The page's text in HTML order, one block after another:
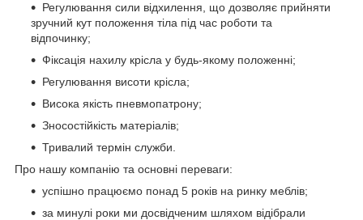
Регулювання сили відхилення, що дозволяє прийняти
зручний кут положення тіла під час роботи та
відпочинку;
Фіксація нахилу крісла у будь-якому положенні;
Регулювання висоти крісла;
Висока якість пневмопатрону;
Зносостійкість матеріалів;
Тривалий термін служби.
Про нашу компанію та основні переваги:
успішно працюємо понад 5 років на ринку меблів;
за минулі роки ми досвідченим шляхом відібрали